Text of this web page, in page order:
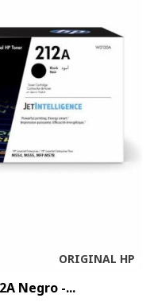
ORIGINAL HP
Negro -...